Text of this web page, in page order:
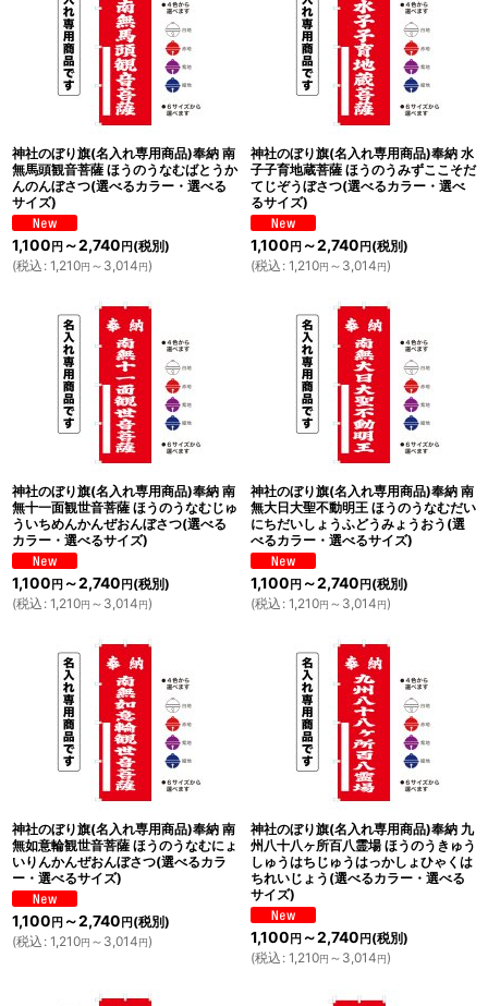
神社のぼり旗(名入れ専用商品)奉納 南
無馬頭観音菩薩 ほうのうなむばとうか
んのんぼさつ(選べるカラー・選べる
サイズ)
1,100 円 ～2,740 円 (税別)
(税込 : 1,210円 ～3,014円)
神社のぼり旗(名入れ専用商品)奉納 水
子子育地蔵菩薩 ほうのうみずここそだ
てじぞうぼさつ(選べるカラー・選べ
るサイズ)
1,100 円 ～2,740 円 (税別)
(税込 : 1,210円 ～3,014円)
神社のぼり旗(名入れ専用商品)奉納 南
無十一面観世音菩薩 ほうのうなむじゅ
ういちめんかんぜおんぼさつ(選べる
カラー・選べるサイズ)
1,100 円 ～2,740 円 (税別)
(税込 : 1,210円 ～3,014円)
神社のぼり旗(名入れ専用商品)奉納 南
無大日大聖不動明王 ほうのうなむだい
にちだいしょうふどうみょうおう(選
べるカラー・選べるサイズ)
1,100 円 ～2,740 円 (税別)
(税込 : 1,210円 ～3,014円)
神社のぼり旗(名入れ専用商品)奉納 南
無如意輪観世音菩薩 ほうのうなむにょ
いりんかんぜおんぼさつ(選べるカラ
ー・選べるサイズ)
1,100 円 ～2,740 円 (税別)
(税込 : 1,210円 ～3,014円)
神社のぼり旗(名入れ専用商品)奉納 九
州八十八ヶ所百八霊場 ほうのうきゅう
しゅうはちじゅうはっかしょひゃくは
ちれいじょう(選べるカラー・選べる
サイズ)
1,100 円 ～2,740 円 (税別)
(税込 : 1,210円 ～3,014円)